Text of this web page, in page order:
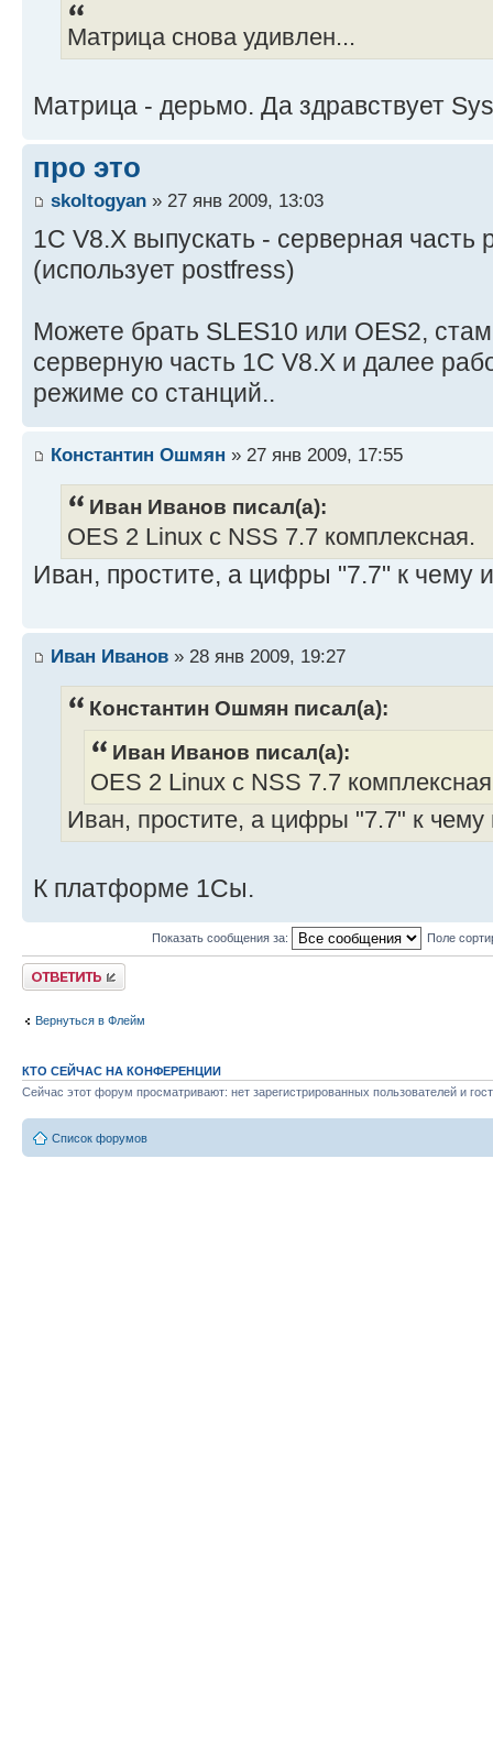
Матрица снова удивлен...
Матрица - дерьмо. Да здравствует
про это
skoltogyan » 27 янв 2009, 13:03
1С V8.X выпускать - серверная часть
(использует postfress)
Можете брать SLES10 или OES2,
серверную часть 1С V8.X и далее
режиме со станций..
Константин Ошмян » 27 янв 2009, 17:55
Иван Иванов писал(а):
OES 2 Linux с NSS 7.7 комплексная.
Иван, простите, а цифры "7.7" к чему
Иван Иванов » 28 янв 2009, 19:27
Константин Ошмян писал(а):
Иван Иванов писал(а):
OES 2 Linux с NSS 7.7
Иван, простите, а цифры "7.7" к чему
К платформе 1Сы.
Показать сообщения за: Поле
Ответить
Вернуться в Флейм
КТО СЕЙЧАС НА КОНФЕРЕНЦИИ
Сейчас этот форум просматривают: нет зарегистрированных пользователей и
Список форумов